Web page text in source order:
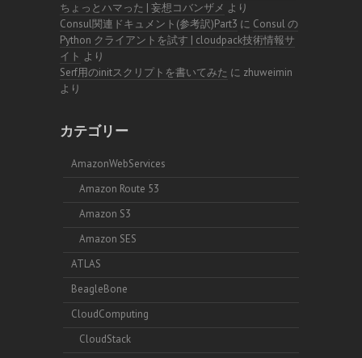
ちょっとハマった | 妄想コバンザメ より
Consul関連ドキュメント(参考訳)Part3 に Consul の
Python クライアントを試す | cloudpack技術情報サ
イト より
Serf用のinitスクリプトを書いてみた に zhuweimin
より
カテゴリー
AmazonWebServices
Amazon Route 53
Amazon S3
Amazon SES
ATLAS
BeagleBone
CloudComputing
CloudStack